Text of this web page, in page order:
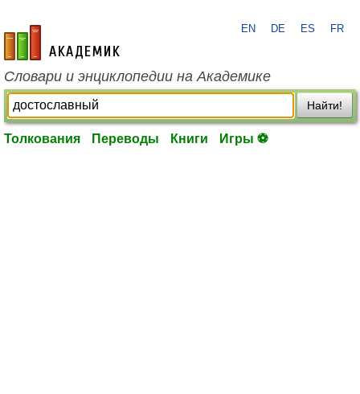
academic.ru
EN DE ES FR
Словари и энциклопедии на Академике
Найти!
Толкования Переводы Книги Игры ⚽